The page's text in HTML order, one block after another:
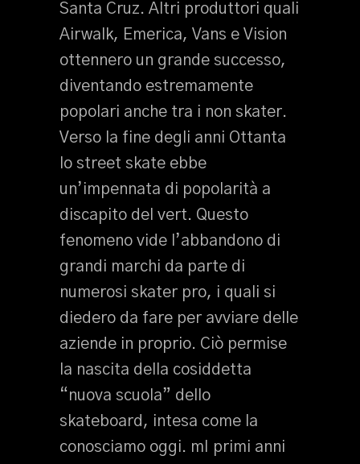
Santa Cruz. Altri produttori quali
Airwalk, Emerica, Vans e Vision
ottennero un grande successo,
diventando estremamente
popolari anche tra i non skater.
Verso la fine degli anni Ottanta
lo street skate ebbe
un’impennata di popolarità a
discapito del vert. Questo
fenomeno vide l’abbandono di
grandi marchi da parte di
numerosi skater pro, i quali si
diedero da fare per avviare delle
aziende in proprio. Ciò permise
la nascita della cosiddetta
“nuova scuola” dello
skateboard, intesa come la
conosciamo oggi. mI primi anni